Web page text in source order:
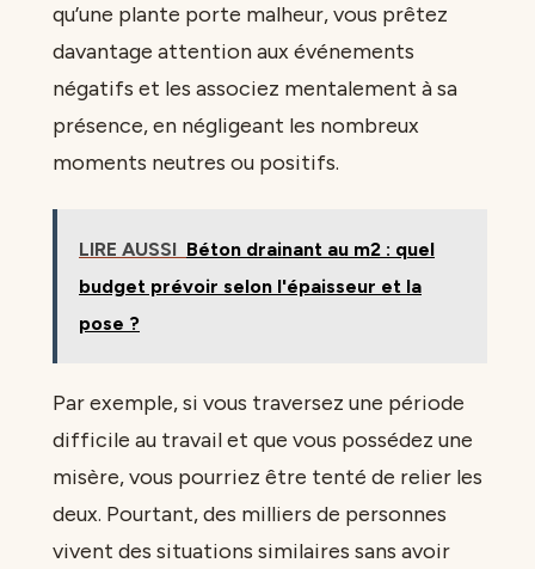
qu’une plante porte malheur, vous prêtez
davantage attention aux événements
négatifs et les associez mentalement à sa
présence, en négligeant les nombreux
moments neutres ou positifs.
LIRE AUSSI Béton drainant au m2 : quel
budget prévoir selon l'épaisseur et la
pose ?
Par exemple, si vous traversez une période
difficile au travail et que vous possédez une
misère, vous pourriez être tenté de relier les
deux. Pourtant, des milliers de personnes
vivent des situations similaires sans avoir